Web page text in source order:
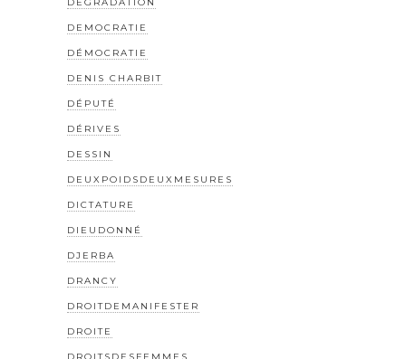
DÉGRADATION
DEMOCRATIE
DÉMOCRATIE
DENIS CHARBIT
DÉPUTÉ
DÉRIVES
DESSIN
DEUXPOIDSDEUXMESURES
DICTATURE
DIEUDONNÉ
DJERBA
DRANCY
DROITDEMANIFESTER
DROITE